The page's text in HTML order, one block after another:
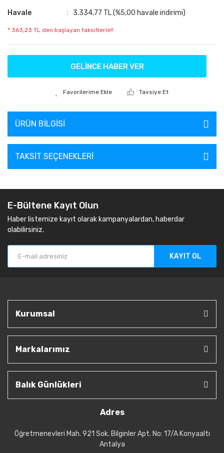
Havale 3.334,77 TL (%5,00 havale indirimi)
* 363,23 TL den başlayan taksitlerle!!
GELİNCE HABER VER
Tavsiye Et
ÜRÜN BILGISI
TAKSIT SEÇENEKLERI
E-Bültene Kayıt Olun
Haber listemize kayıt olarak kampanyalardan, haberdar
olabilirsiniz.
KAYIT OL
Kurumsal
Markalarımız
Balık Günlükleri
Adres
Öğretmenevleri Mah. 921 Sok. Bilginler Apt. No: 17/A Konyaaltı
Antalya